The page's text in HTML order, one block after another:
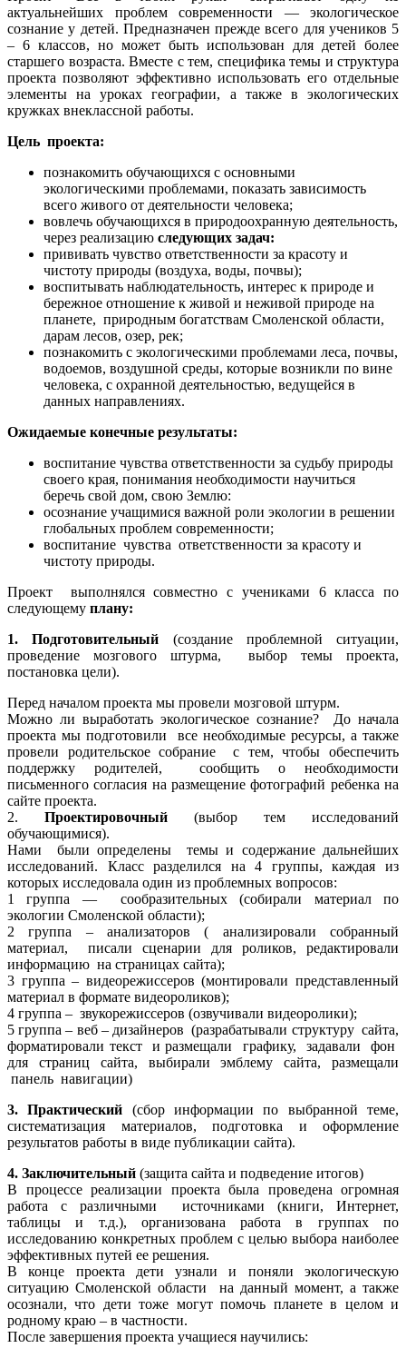
актуальнейших проблем современности — экологическое
сознание у детей. Предназначен прежде всего для учеников 5
– 6 классов, но может быть использован для детей более
старшего возраста. Вместе с тем, специфика темы и структура
проекта позволяют эффективно использовать его отдельные
элементы на уроках географии, а также в экологических
кружках внеклассной работы.
Цель проекта:
познакомить обучающихся с основными
экологическими проблемами, показать зависимость
всего живого от деятельности человека;
вовлечь обучающихся в природоохранную деятельность,
через реализацию следующих задач:
прививать чувство ответственности за красоту и
чистоту природы (воздуха, воды, почвы);
воспитывать наблюдательность, интерес к природе и
бережное отношение к живой и неживой природе на
планете, природным богатствам Смоленской области,
дарам лесов, озер, рек;
познакомить с экологическими проблемами леса, почвы,
водоемов, воздушной среды, которые возникли по вине
человека, с охранной деятельностью, ведущейся в
данных направлениях.
Ожидаемые конечные результаты:
воспитание чувства ответственности за судьбу природы
своего края, понимания необходимости научиться
беречь свой дом, свою Землю:
осознание учащимися важной роли экологии в решении
глобальных проблем современности;
воспитание чувства ответственности за красоту и
чистоту природы.
Проект выполнялся совместно с учениками 6 класса по
следующему плану:
1. Подготовительный (создание проблемной ситуации,
проведение мозгового штурма, выбор темы проекта,
постановка цели).
Перед началом проекта мы провели мозговой штурм.
Можно ли выработать экологическое сознание? До начала
проекта мы подготовили все необходимые ресурсы, а также
провели родительское собрание с тем, чтобы обеспечить
поддержку родителей, сообщить о необходимости
письменного согласия на размещение фотографий ребенка на
сайте проекта.
2. Проектировочный (выбор тем исследований
обучающимися).
Нами были определены темы и содержание дальнейших
исследований. Класс разделился на 4 группы, каждая из
которых исследовала один из проблемных вопросов:
1 группа — сообразительных (собирали материал по
экологии Смоленской области);
2 группа – анализаторов ( анализировали собранный
материал, писали сценарии для роликов, редактировали
информацию на страницах сайта);
3 группа – видеорежиссеров (монтировали представленный
материал в формате видеороликов);
4 группа – звукорежиссеров (озвучивали видеоролики);
5 группа – веб – дизайнеров (разрабатывали структуру сайта,
форматировали текст и размещали графику, задавали фон
для страниц сайта, выбирали эмблему сайта, размещали
панель навигации)
3. Практический (сбор информации по выбранной теме,
систематизация материалов, подготовка и оформление
результатов работы в виде публикации сайта).
4. Заключительный (защита сайта и подведение итогов)
В процессе реализации проекта была проведена огромная
работа с различными источниками (книги, Интернет,
таблицы и т.д.), организована работа в группах по
исследованию конкретных проблем с целью выбора наиболее
эффективных путей ее решения.
В конце проекта дети узнали и поняли экологическую
ситуацию Смоленской области на данный момент, а также
осознали, что дети тоже могут помочь планете в целом и
родному краю – в частности.
После завершения проекта учащиеся научились: